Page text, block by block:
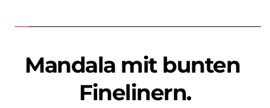
Mandala mit bunten
Finelinern.